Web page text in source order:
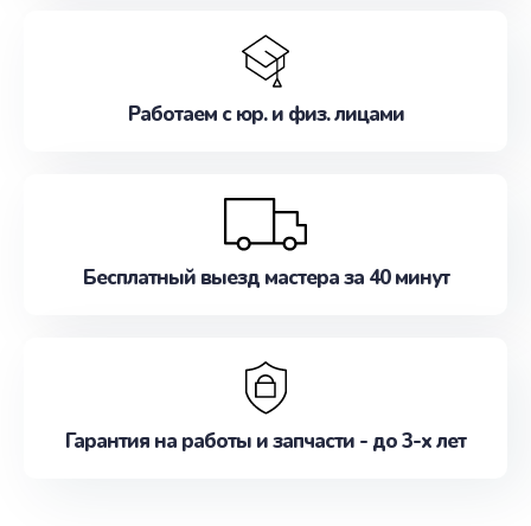
Работаем с юр. и физ. лицами
Бесплатный выезд мастера за 40 минут
Гарантия на работы и запчасти - до 3-х лет